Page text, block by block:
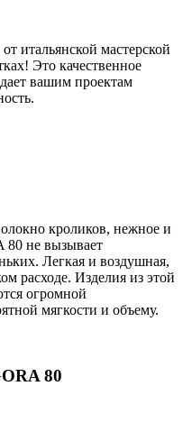
итальянской мастерской
Это качественное
вашим проектам
кроликов, нежное и
80 не вызывает
Легкая и воздушная,
расходе. Изделия из этой
огромной
мягкости и объему.
80